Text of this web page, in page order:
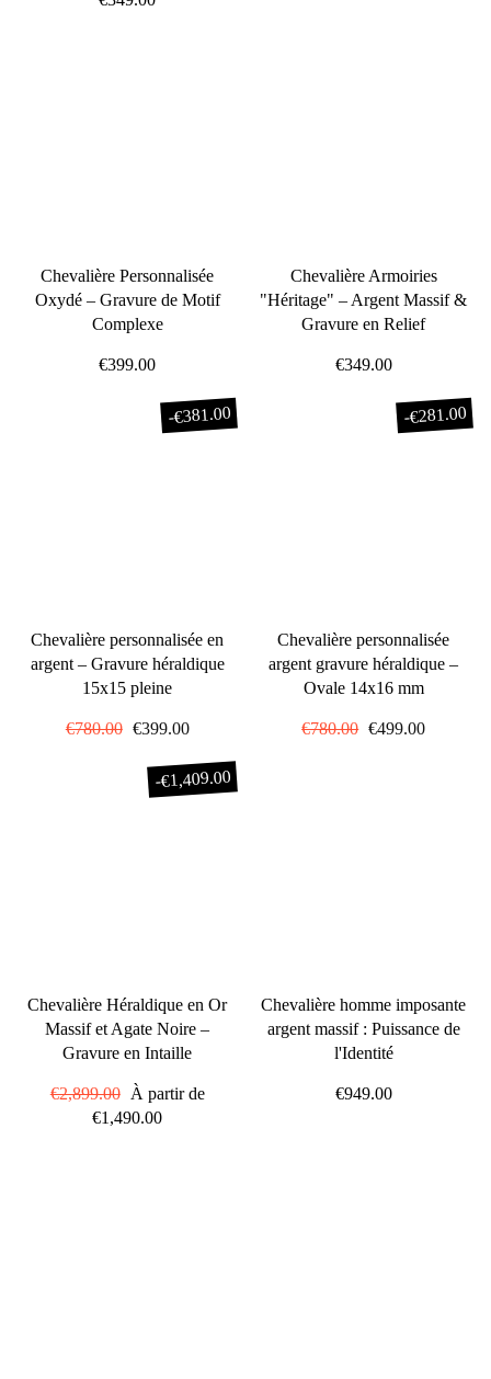
Chevalière Personnalisée
Oxydé – Gravure de Motif
Complexe
€399.00
Chevalière Armoiries
"Héritage" – Argent Massif &
Gravure en Relief
€349.00
-€381.00
Chevalière personnalisée en
argent – Gravure héraldique
15x15 pleine
Prix
€780.00 Prix
€399.00
-€281.00
Chevalière personnalisée
argent gravure héraldique –
Ovale 14x16 mm
Prix
€780.00 Prix
€499.00
-€1,409.00
Chevalière Héraldique en Or
Massif et Agate Noire –
Gravure en Intaille
Prix
régulier
€2,899.00
Prix
réduit
À partir de
€1,490.00
Chevalière homme imposante
argent massif : Puissance de
l'Identité
€949.00